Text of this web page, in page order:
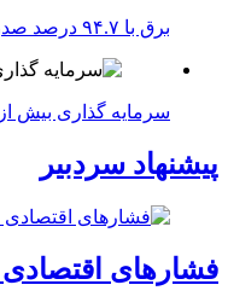
برق با ۹۴.۷ درصد صدرنشین تورم تابستانی!
سرمایه گذاری بیش
پیشنهاد سردبیر
فشارهای